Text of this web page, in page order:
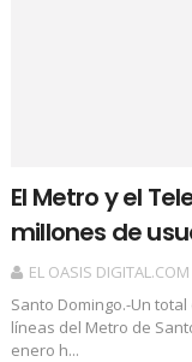
El Metro y el
millones de
EL OASIS DIGITAL.COM
Santo Domingo.-Un
líneas del Metro de
enero h...